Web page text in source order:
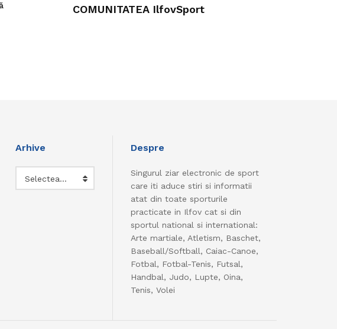
COMUNITATEA IlfovSport
Arhive
Selectează luna
Despre
Singurul ziar electronic de sport
care iti aduce stiri si informatii
atat din toate sporturile
practicate in Ilfov cat si din
sportul national si international:
Arte martiale, Atletism, Baschet,
Baseball/Softball, Caiac-Canoe,
Fotbal, Fotbal-Tenis, Futsal,
Handbal, Judo, Lupte, Oina,
Tenis, Volei